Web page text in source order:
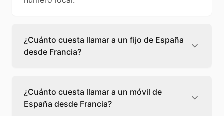
¿Cuánto cuesta llamar a un fijo de España
desde Francia?
cuesta 0,03 €/min con Teléfono Global. Verás
el precio exacto antes de marcar para que
sepas qué vas a gastar.
¿Cuánto cuesta llamar a un móvil de
España desde Francia?